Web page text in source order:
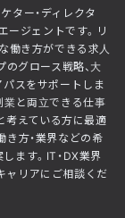
ター・ディレクタ
ージェントです。リ
働き方ができる求人
グロース戦略、大
パスをサポートしま
業と両立できる仕事
考えている方に最適
き方・業界などの希
ます。IT・DX業界
ャリアにご相談くだ